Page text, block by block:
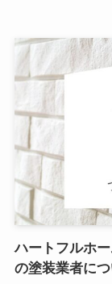
ハートフルホ
の塗装業者に